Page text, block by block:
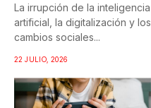
La irrupción de la inteligencia
artificial, la digitalización y los
cambios sociales...
22 JULIO, 2026